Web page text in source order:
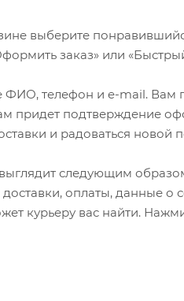
выберите
заказ» или
телефон и e-mail. Вам
придет подтверждение
и радоваться новой
следующим
оплаты, данные о
курьеру вас найти.